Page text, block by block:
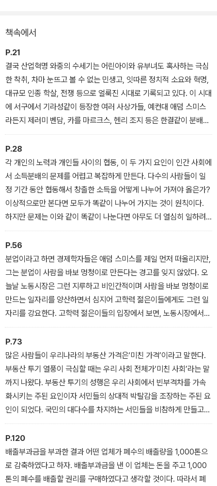
책속에서
P.21
결국 산업혁명 와중의 수세기는 어린아이와 유부녀도 혹사하는 극심
한 착취, 차마 눈뜨고 볼 수 없는 민생고, 잇따른 정치적 소요와 혁명,
대규모 인종 학살, 전쟁 등으로 얼룩진 시대로 기록되고 있다. 이 시대
에 서구에서 기라성같이 등장한 여러 사상가들, 예컨대 애덤 스미스
라든지 제러미 벤담, 카를 마르크스, 헨리 조지 등은 한결같이 분배에
대한 새로운 규범, 즉 새로운 정의의 원칙을 제시하였던 인물들이다.
바로 이런 분배의 규범이 정의의 핵심이 된다.
P.28
각 개인의 노력과 개인들 사이의 협동, 이 두 가지 요인이 인간 사회에
서 소득분배의 문제를 어렵고 복잡하게 만든다. 다수의 사람들이 일
정 기간 동안 협동해서 창출한 소득을 어떻게 나누어 가져야 옳은가?
이상적으로만 본다면 모두가 똑같이 나누어 가지는 것이 원칙이다.
하지만 문제는 이와 같이 똑같이 나눈다면 아무도 더 열심히 일하려
는 의욕을 가지지 않게 될 우려가 있다.
P.56
분업이라고 하면 경제학자들은 애덤 스미스를 제일 먼저 떠올리지만,
그는 분업이 사람을 바보 멍청이로 만든다는 경고를 잊지 않았다. 오
늘날 노동시장은 그런 지루하고 비인간적이며 사람을 바보 멍청이로
만드는 일자리를 양산하면서 심지어 고학력 젊은이들에게도 그런 일
자리를 강요한다. 고학력 젊은이들의 입장에서 보면, 노동시장에서
마땅한 일자리를 선택할 여지가 점점 더 줄어들고 있다.
P.73
많은 사람들이 우리나라의 부동산 가격은‘미친 가격’이라고 말한다.
부동산 투기 열풍이 극심할 때는 우리 사회 전체가‘미친 사회’라는 말
까지 나왔다. 부동산 투기의 성행은 우리 사회에서 빈부격차를 가속
화시키는 주된 요인이자 서민들의 상대적 박탈감을 조장하는 주된 요
인이 되었다. 국민의 대다수를 차지하는 서민들을 비참하게 만들고
죽도록 고생하게 만드는 가격이 과연 정당한 가격인가? 그런 미친 가
격이 판치는 자본시장을 과연 정의롭다고 말할 수 있을 것인가? 미친
사회가 정의로울 수는 없다. 그러면 도대체 누가 부동산 가격을 그토
록 올려놓았는지에 분노의 화살이 쏠리게 된다.
P.120
배출부과금을 부과한 결과 어떤 업체가 폐수의 배출량을 1,000톤으
로 감축하였다고 하자. 배출부과금을 낸 이 업체는 돈을 주고 1,000
톤의 폐수를 배출할 권리를 구매하였다고 생각할 것이다. 따라서 폐